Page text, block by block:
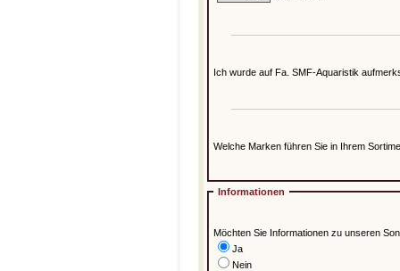
Ich wurde auf Fa. SMF-Aquaristik
Welche Marken führen Sie in Ihrem
Informationen
Möchten Sie Informationen zu unseren
Ja
Nein